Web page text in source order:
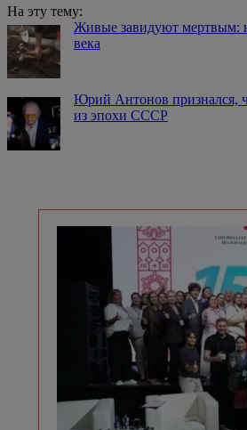
На эту тему:
Живые завидуют мертвым:
века
Юрий Антонов признался,
из эпохи СССР